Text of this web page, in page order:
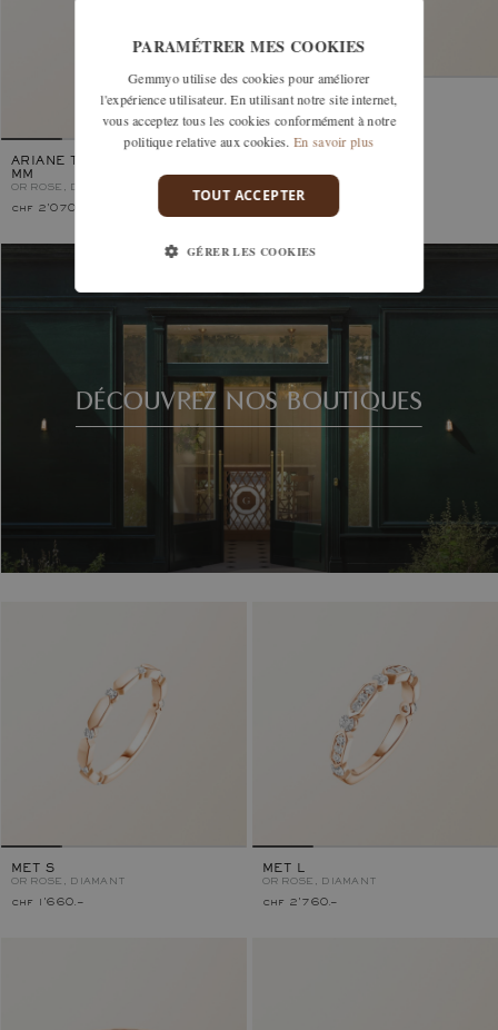
ARIANE TILT LAQUE NOIRE 3
MM
OR ROSE, DIAMANT
chf 2'070.–
MET M
DÉCOUVREZ NOS BOUTIQUES
MET S
OR ROSE, DIAMANT
chf 1'660.–
MET L
OR ROSE, DIAMANT
chf 2'760.–
PARAMÉTRER MES COOKIES
Gemmyo utilise des cookies pour améliorer
l'expérience utilisateur. En utilisant notre site internet,
vous acceptez tous les cookies conformément à notre
politique relative aux cookies. En savoir plus
TOUT ACCEPTER
GÉRER LES COOKIES